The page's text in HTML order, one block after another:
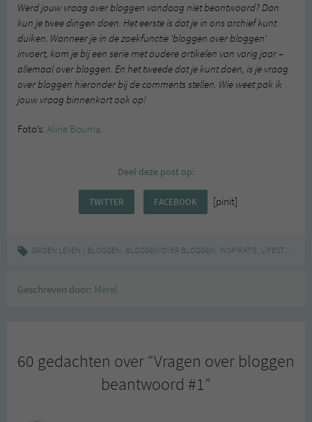
Werd jouw vraag over bloggen vandaag niet beantwoord? Dan
kun je twee dingen doen. Het eerste is dat je in ons archief kunt
duiken. Wanneer je in de zoekfunctie ‘bloggen over bloggen’
invoert, kom je bij een serie met oudere artikelen van vorig jaar –
allemaal over bloggen. En het tweede dat je kunt doen, is je vraag
over bloggen hieronder bij de comments stellen. Wie weet pak ik
jouw vraag binnenkort ook op!
Foto’s: Aline Bouma.
Deel deze post op:
TWITTER FACEBOOK [pinit]
GROEN LEVEN BLOGGEN, BLOGGEN OVER BLOGGEN, INSPIRATIE, LIFESTYLE
Geschreven door: Merel
60 gedachten over “Vragen over bloggen
beantwoord #1”